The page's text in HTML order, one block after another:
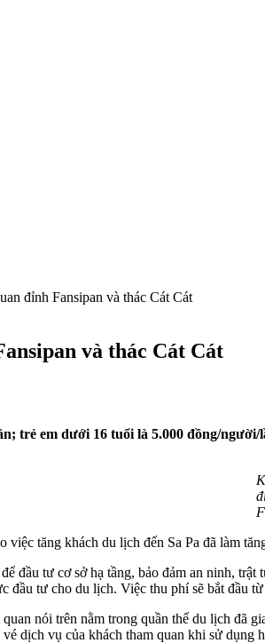
đỉnh Fansipan và thác Cát Cát
và thác Cát Cát
trẻ em dưới 16 tuổi là 5.000 đồng/người/
tăng khách du lịch đến Sa Pa đã làm
đầu tư cơ sở hạ tầng, bảo đảm an ninh,
đầu tư cho du lịch. Việc thu phí sẽ bắt đầu
nói trên nằm trong quần thể du lịch
dịch vụ của khách tham quan khi sử dụng